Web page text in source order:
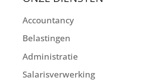
Accountancy
Belastingen
Administratie
Salarisverwerking